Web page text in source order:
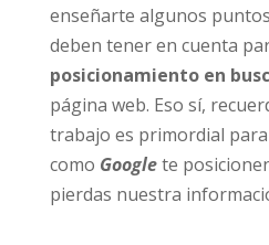
enseñarte algunos
deben tener en cuenta
posicionamiento en
página web. Eso sí,
trabajo es primordial
como Googlete
pierdas nuestra